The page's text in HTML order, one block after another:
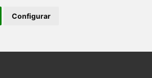
Configurar